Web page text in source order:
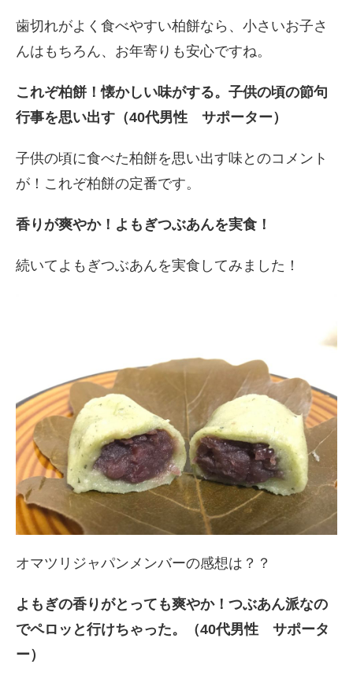
歯切れがよく食べやすい柏餅なら、小さいお子さ
んはもちろん、お年寄りも安心ですね。
これぞ柏餅！懐かしい味がする。子供の頃の節句
行事を思い出す（40代男性 サポーター）
子供の頃に食べた柏餅を思い出す味とのコメント
が！これぞ柏餅の定番です。
香りが爽やか！よもぎつぶあんを実食！
続いてよもぎつぶあんを実食してみました！
オマツリジャパンメンバーの感想は？？
よもぎの香りがとっても爽やか！つぶあん派なの
でペロッと行けちゃった。（40代男性 サポータ
ー）